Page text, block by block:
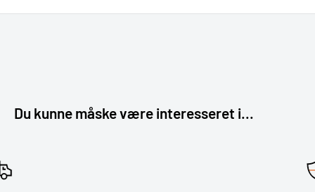
Du kunne måske være interesseret i...